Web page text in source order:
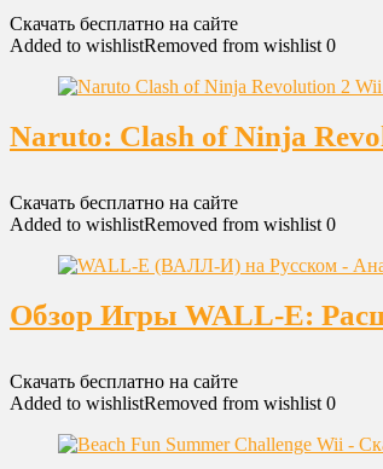
Скачать бесплатно на сайте
Added to wishlistRemoved from wishlist 0
Naruto: Clash of Ninja
Скачать бесплатно на сайте
Added to wishlistRemoved from wishlist 0
Обзор Игры WALL-E:
Скачать бесплатно на сайте
Added to wishlistRemoved from wishlist 0